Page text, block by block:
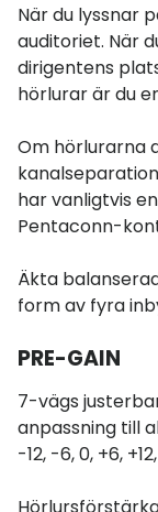
När du lyssnar
auditoriet. När
dirigentens
hörlurar är du
Om hörlurarna
har vanligtvis
Pentaconn-
Äkta
form av fyra
PRE-GAIN
7-vägs
anpassning till
-12, -6, 0, +6,